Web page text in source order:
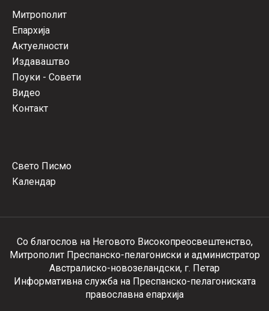
Митрополит
Епархија
Актуелности
Издаваштво
Поуки - Совети
Видео
Контакт
Свето Писмо
Календар
Со благослов на Неговото Високопреосвештенство,
Митрополит Преспанско-пелагониски и администратор
Австралиско-новозеландски, г. Петар
Информативна служба на Преспанско-пелагониската
православна епархија